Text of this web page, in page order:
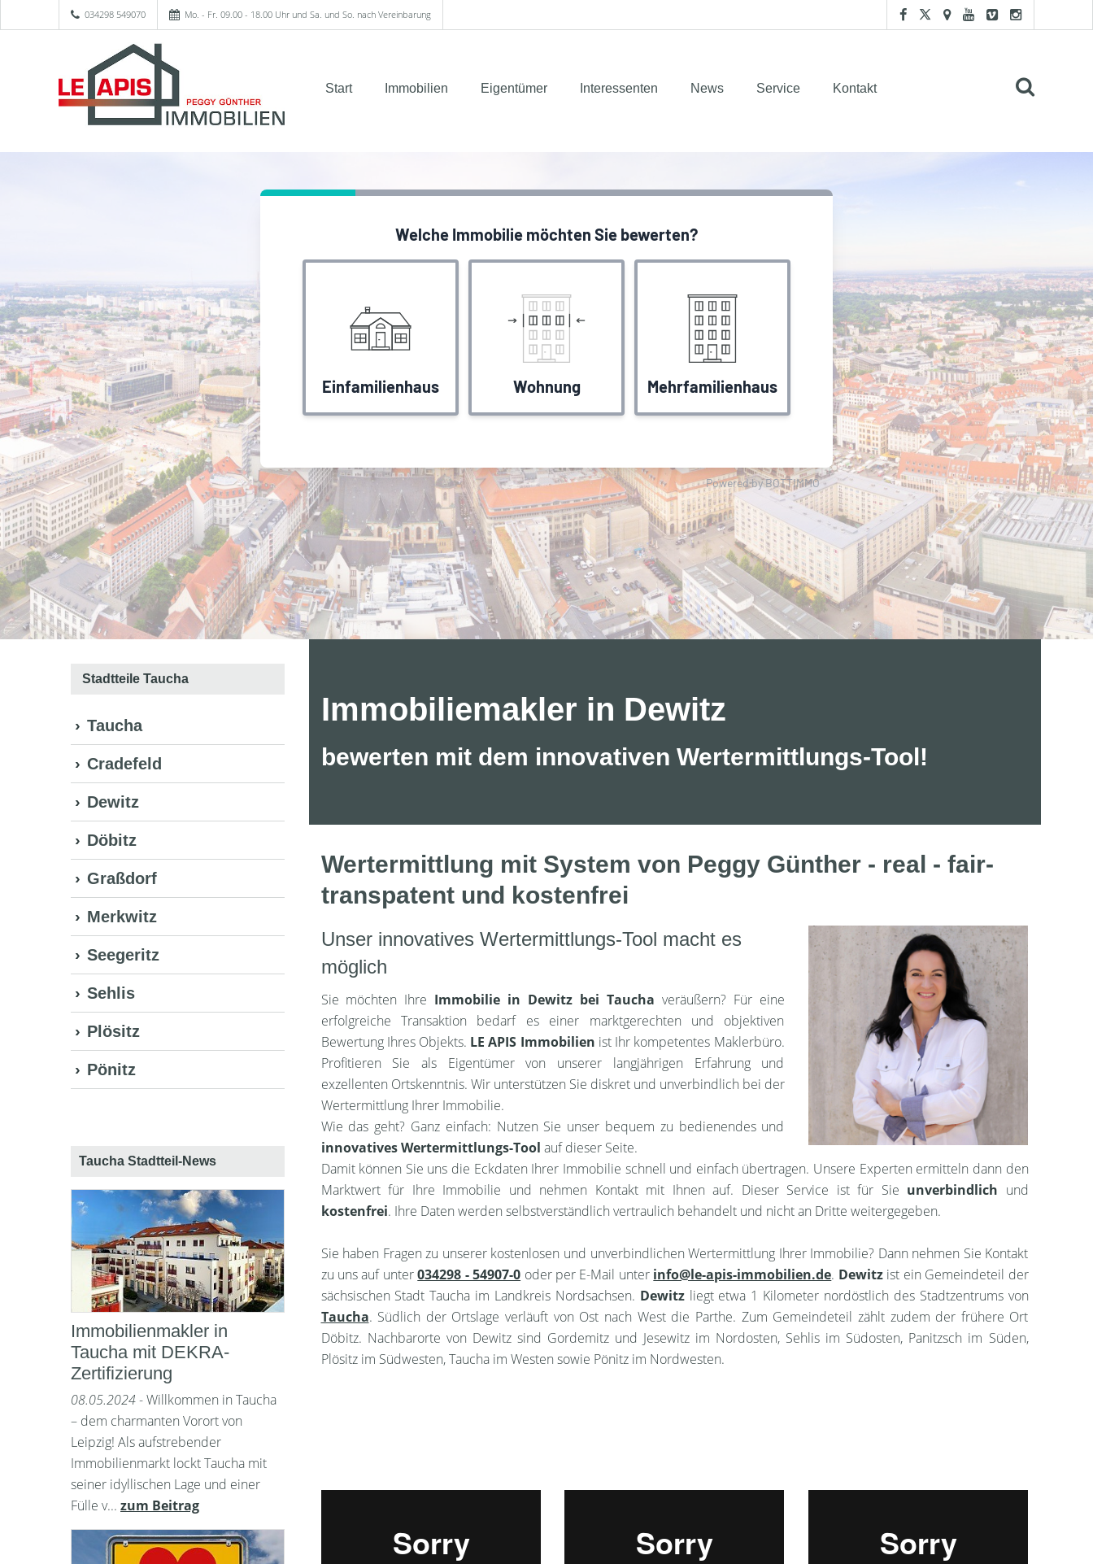
034298 549070 Mo. - Fr. 09.00 - 18.00 Uhr und Sa. und So. nach Vereinbarung
Start Immobilien Eigentümer Interessenten News Service Kontakt
Stadtteile Taucha
Taucha
Cradefeld
Dewitz
Döbitz
Graßdorf
Merkwitz
Seegeritz
Sehlis
Plösitz
Pönitz
Taucha Stadtteil-News
Immobilienmakler in
Taucha mit DEKRA-
Zertifizierung
08.05.2024- Willkommen in Taucha
– dem charmanten Vorort von
Leipzig! Als aufstrebender
Immobilienmarkt lockt Taucha mit
seiner idyllischen Lage und einer
Fülle v... zum Beitrag
Immobiliemakler in Dewitz
bewerten mit dem innovativen Wertermittlungs-Tool!
Wertermittlung mit System von Peggy Günther - real - fair-
transpatent und kostenfrei
Unser innovatives Wertermittlungs-Tool macht es
möglich
Sie möchten Ihre Immobilie in Dewitz bei Taucha veräußern? Für eine
erfolgreiche Transaktion bedarf es einer marktgerechten und objektiven
Bewertung Ihres Objekts. LE APIS Immobilien ist Ihr kompetentes Maklerbüro.
Profitieren Sie als Eigentümer von unserer langjährigen Erfahrung und
exzellenten Ortskenntnis. Wir unterstützen Sie diskret und unverbindlich bei der
Wertermittlung Ihrer Immobilie.
Wie das geht? Ganz einfach: Nutzen Sie unser bequem zu bedienendes und
innovatives Wertermittlungs-Tool auf dieser Seite.
Damit können Sie uns die Eckdaten Ihrer Immobilie schnell und einfach übertragen. Unsere Experten ermitteln dann den
Marktwert für Ihre Immobilie und nehmen Kontakt mit Ihnen auf. Dieser Service ist für Sie unverbindlich und
kostenfrei. Ihre Daten werden selbstverständlich vertraulich behandelt und nicht an Dritte weitergegeben.
Sie haben Fragen zu unserer kostenlosen und unverbindlichen Wertermittlung Ihrer Immobilie? Dann nehmen Sie Kontakt
zu uns auf unter034298 - 54907-0 oder per E-Mail unter info@le-apis-immobilien.de. Dewitzist ein Gemeindeteil der
sächsischen Stadt Taucha im Landkreis Nordsachsen. Dewitzliegt etwa 1 Kilometer nordöstlich des Stadtzentrums von
Taucha. Südlich der Ortslage verläuft von Ost nach West die Parthe. Zum Gemeindeteil zählt zudem der frühere Ort
Döbitz. Nachbarorte von Dewitz sind Gordemitz und Jesewitz im Nordosten, Sehlis im Südosten, Panitzsch im Süden,
Plösitz im Südwesten, Taucha im Westen sowie Pönitz im Nordwesten.